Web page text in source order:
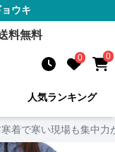
ウキ
料無料
0 0
人気ランキング
着で寒い現場も集中